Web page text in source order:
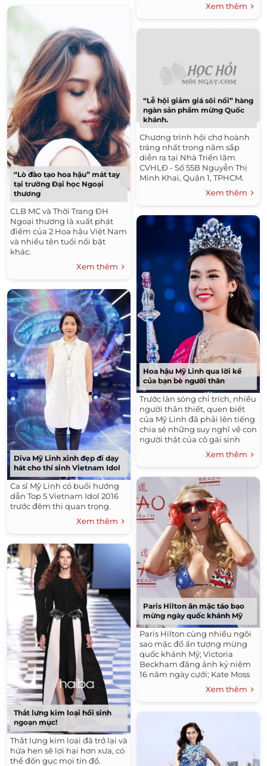
“Lò đào tạo hoa hậu” mát tay
tại trường Đại học Ngoại
thương
CLB MC và Thời Trang ĐH
Ngoại thương là xuất phát
điểm của 2 Hoa hậu Việt Nam
và nhiều tên tuổi nổi bật
khác.
Xem thêm
Diva Mỹ Linh xinh đẹp đi dạy
hát cho thí sinh Vietnam Idol
Ca sĩ Mỹ Linh có buổi hướng
dẫn Top 5 Vietnam Idol 2016
trước đêm thi quan trọng.
Xem thêm
Thắt lưng kim loại hồi sinh
ngoạn mục!
Thắt lưng kim loại đã trở lại và
hứa hẹn sẽ lợi hại hơn xưa, có
thể đốn gục mọi tín đồ.
Xem thêm
“Lễ hội giảm giá sôi nổi” hàng
ngàn sản phẩm mừng Quốc
khánh.
Chương trình hội chợ hoành
tráng nhất trong năm sắp
diễn ra tại Nhà Triển lãm
CVHLĐ - Số 55B Nguyễn Thị
Minh Khai, Quận 1, TPHCM.
Đây sẽ là nơi nhiều thương
hiệu nổi tiếng giảm giá sôi
nổi tưng bừng trong mùa lễ
hội chào mừng Quốc khánh
2/9 năm nay.
Xem thêm
Hoa hậu Mỹ Linh qua lời kể
của bạn bè người thân
Trước làn sóng chỉ trích, nhiều
người thân thiết, quen biết
của Mỹ Linh đã phải lên tiếng
chia sẻ những suy nghĩ về con
người thật của cô gái sinh
Xem thêm
Paris Hilton ăn mặc táo bạo
mừng ngày quốc khánh Mỹ
Paris Hilton cùng nhiều ngôi
sao mặc đồ ấn tượng mừng
quốc khánh Mỹ; Victoria
Beckham đăng ảnh kỷ niệm
16 năm ngày cưới; Kate Moss
nổi bật tại sự kiện giới thiệu
nước hoa của Miu Miu... là
những tin đang được chú ý.
Xem thêm